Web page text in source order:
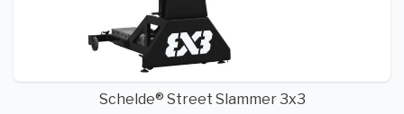
Schelde® Street Slammer 3x3